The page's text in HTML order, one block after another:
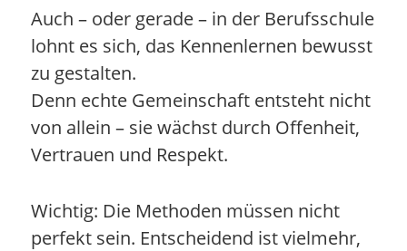
Auch – oder gerade – in der Berufsschule
lohnt es sich, das Kennenlernen bewusst
zu gestalten.
Denn echte Gemeinschaft entsteht nicht
von allein – sie wächst durch Offenheit,
Vertrauen und Respekt.
Wichtig: Die Methoden müssen nicht
perfekt sein. Entscheidend ist vielmehr,